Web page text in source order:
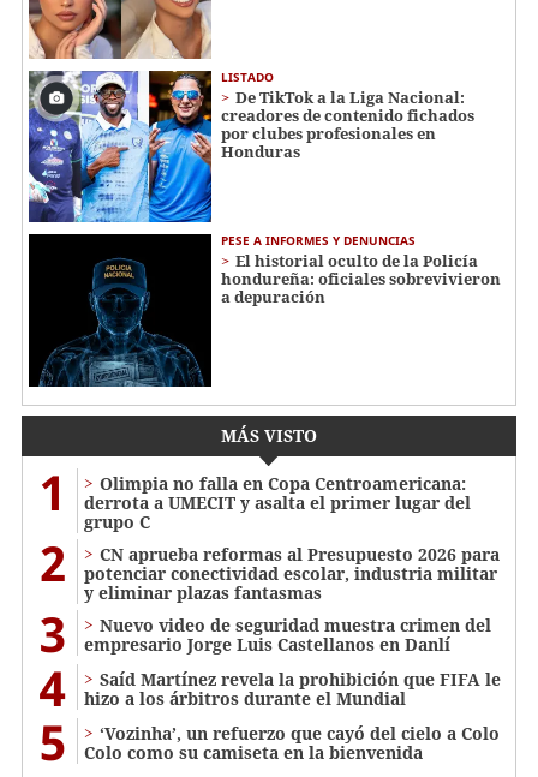
LISTADO
De TikTok a la Liga Nacional:
creadores de contenido fichados
por clubes profesionales en
Honduras
PESE A INFORMES Y DENUNCIAS
El historial oculto de la Policía
hondureña: oficiales sobrevivieron
a depuración
MÁS VISTO
1
Olimpia no falla en Copa Centroamericana:
derrota a UMECIT y asalta el primer lugar del
grupo C
2
CN aprueba reformas al Presupuesto 2026 para
potenciar conectividad escolar, industria militar
y eliminar plazas fantasmas
3
Nuevo video de seguridad muestra crimen del
empresario Jorge Luis Castellanos en Danlí
4
Saíd Martínez revela la prohibición que FIFA le
hizo a los árbitros durante el Mundial
5
‘Vozinha’, un refuerzo que cayó del cielo a Colo
Colo como su camiseta en la bienvenida